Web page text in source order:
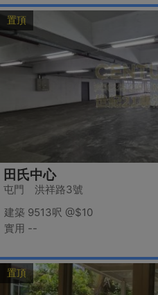
置頂
田氏中心
屯門 洪祥路3號
建築 9513呎 @$10
實用 --
置頂